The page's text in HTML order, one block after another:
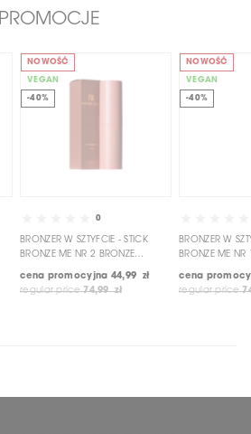
PROMOCJE
NOWOŚĆ
VEGAN
-40%
0
BRONZER W SZTYFCIE - STICK
BRONZE ME NR 2 BRONZE
cena promocyjna 44,99 zł
regular price 74,99 zł
NOWOŚĆ
VEGAN
-40%
BRONZER W
BRONZE ME NR
cena
regular price